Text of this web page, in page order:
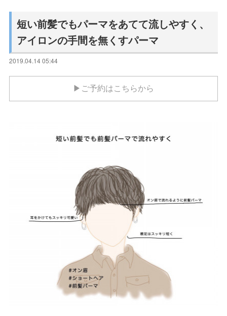
短い前髪でもパーマをあてて流しやすく、
アイロンの手間を無くすパーマ
2019.04.14 05:44
▶ご予約はこちらから